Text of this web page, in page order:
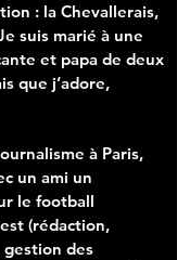
: la Chevallerais,
suis marié à une
et papa de deux
que j’adore,
à Paris,
un ami un
le football
(rédaction,
gestion des